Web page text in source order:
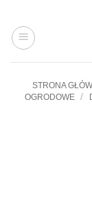
treści
STRONA
OGRODOWE /